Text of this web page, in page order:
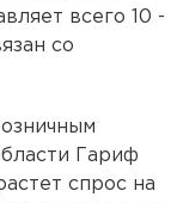
всего 10 -
со
Гариф
спрос на